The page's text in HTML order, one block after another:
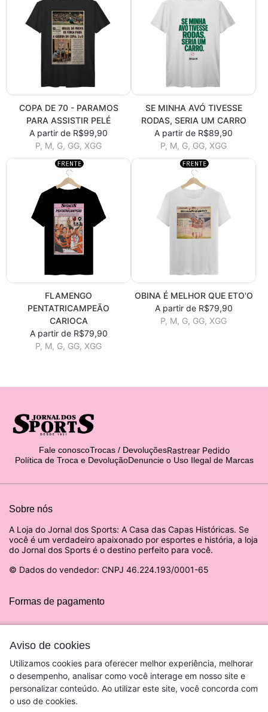
COPA DE 70 - PARAMOS
PARA ASSISTIR PELÉ
A partir de R$99,90
P, M, G, GG, XGG
SE MINHA AVÓ TIVESSE
RODAS, SERIA UM CARRO
A partir de R$89,90
P, M, G, GG, XGG
FLAMENGO
PENTATRICAMPEÃO
CARIOCA
A partir de R$79,90
P, M, G, GG, XGG
OBINA É MELHOR QUE ETO'O
A partir de R$79,90
P, M, G, GG, XGG
Aviso de cookies
Utilizamos cookies para oferecer melhor experiência, melhorar
o desempenho, analisar como você interage em nosso site e
personalizar conteúdo. Ao utilizar este site, você concorda com
o uso de cookies.
Fale conoscoTrocas / DevoluçõesRastrear Pedido
Política de Troca e DevoluçãoDenuncie o Uso Ilegal de Marcas
Sobre nós
A Loja do Jornal dos Sports: A Casa das Capas Históricas. Se
você é um verdadeiro apaixonado por esportes e história, a loja
do Jornal dos Sports é o destino perfeito para você.
© Dados do vendedor: CNPJ 46.224.193/0001-65
Formas de pagamento